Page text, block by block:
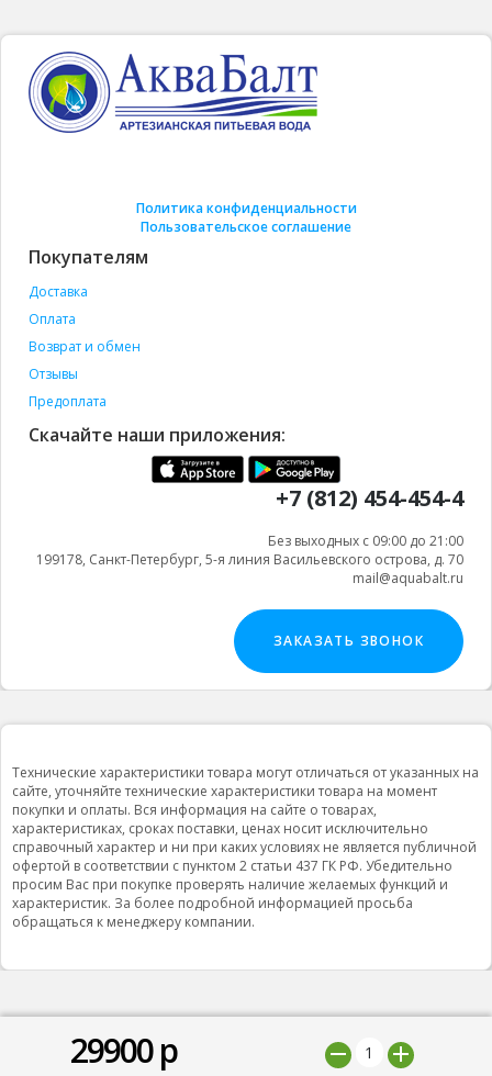
29900р
Политика конфиденциальности
Пользовательское соглашение
Покупателям
Доставка
Оплата
Возврат и обмен
Отзывы
Предоплата
Скачайте наши приложения:
+7 (812) 454-454-4
Без выходных с 09:00 до 21:00
199178, Санкт-Петербург, 5-я линия Васильевского острова, д. 70
mail@aquabalt.ru
ЗАКАЗАТЬ ЗВОНОК
Технические характеристики товара могут отличаться от указанных на
сайте, уточняйте технические характеристики товара на момент
покупки и оплаты. Вся информация на сайте о товарах,
характеристиках, сроках поставки, ценах носит исключительно
справочный характер и ни при каких условиях не является публичной
офертой в соответствии с пунктом 2 статьи 437 ГК РФ. Убедительно
просим Вас при покупке проверять наличие желаемых функций и
характеристик. За более подробной информацией просьба
обращаться к менеджеру компании.
© 2019 ООО "Природная вода”, Все права защищены